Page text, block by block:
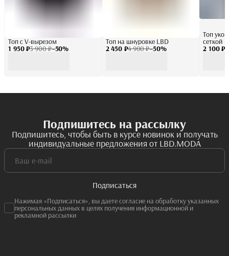
1 950 ₽3 900 ₽−50%
Топ с V-вырезом
2 450 ₽4 900 ₽−50%
Топ на шнуровке LBD
2 100 ₽
Топ
сеткой
Подпишитесь на рассылку
Подпишитесь, чтобы быть в курсе новинок и получать
индивидуальные предложения от LBD.MODA
Подписаться
Нажимая «Подписаться», вы даете согласие на обработку указанных
персональных данных в целях получения информационной и
рекламной рассылки